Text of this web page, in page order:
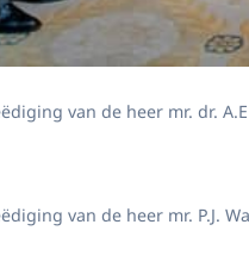
van de heer mr. dr.
van de heer mr. P.J.